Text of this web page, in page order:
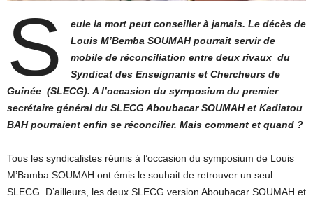
S
eule la mort peut conseiller à jamais. Le décès de
Louis M’Bemba SOUMAH pourrait servir de
mobile de réconciliation entre deux rivaux du
Syndicat des Enseignants et Chercheurs de
Guinée (SLECG). A l’occasion du symposium du premier
secrétaire général du SLECG Aboubacar SOUMAH et Kadiatou
BAH pourraient enfin se réconcilier. Mais comment et quand ?
Tous les syndicalistes réunis à l’occasion du symposium de Louis
M’Bamba SOUMAH ont émis le souhait de retrouver un seul
SLECG. D’ailleurs, les deux SLECG version Aboubacar SOUMAH et